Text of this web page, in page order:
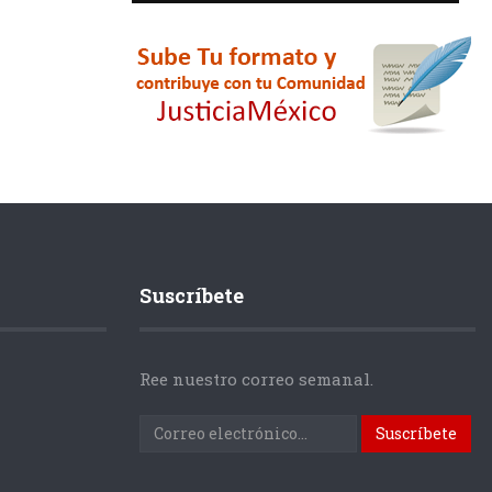
Suscríbete
Ree nuestro correo semanal.